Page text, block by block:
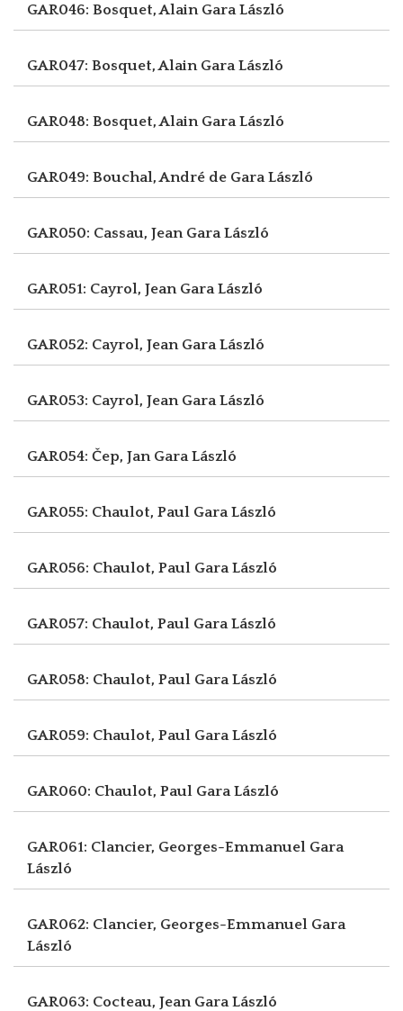
GAR046: Bosquet, Alain Gara László
GAR047: Bosquet, Alain Gara László
GAR048: Bosquet, Alain Gara László
GAR049: Bouchal, André de Gara László
GAR050: Cassau, Jean Gara László
GAR051: Cayrol, Jean Gara László
GAR052: Cayrol, Jean Gara László
GAR053: Cayrol, Jean Gara László
GAR054: Čep, Jan Gara László
GAR055: Chaulot, Paul Gara László
GAR056: Chaulot, Paul Gara László
GAR057: Chaulot, Paul Gara László
GAR058: Chaulot, Paul Gara László
GAR059: Chaulot, Paul Gara László
GAR060: Chaulot, Paul Gara László
GAR061: Clancier, Georges-Emmanuel Gara
László
GAR062: Clancier, Georges-Emmanuel Gara
László
GAR063: Cocteau, Jean Gara László